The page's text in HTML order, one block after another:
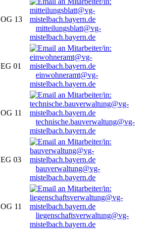
OG 13
mitteilungsblatt@vg-
mistelbach.bayern.de
EG 01
einwohneramt@vg-
mistelbach.bayern.de
OG 11
technische.bauverwaltung@vg-
mistelbach.bayern.de
EG 03
bauverwaltung@vg-
mistelbach.bayern.de
OG 11
liegenschaftsverwaltung@vg-
mistelbach.bayern.de